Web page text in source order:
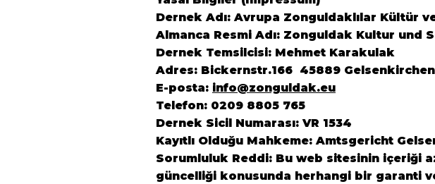
Dernek Adı: Avrupa Zonguldaklılar Kültür
Almanca Resmi Adı: Zonguldak Kultur und
Dernek Temsilcisi: Mehmet Karakulak
Adres: Bickernstr.166 45889 Gelsenkirchen
E-posta: info@zonguldak.eu
Telefon: 0209 8805 765
Dernek Sicil Numarası: VR 1534
Kayıtlı Olduğu Mahkeme: Amtsgericht
Sorumluluk Reddi: Bu web sitesinin içeriği
güncelliği konusunda herhangi bir garanti